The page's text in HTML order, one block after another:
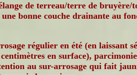
de terreau/terre de bruyère/
bonne couche drainante au
régulier en été (en laissant
en surface),
au sur-arrosage qui fait